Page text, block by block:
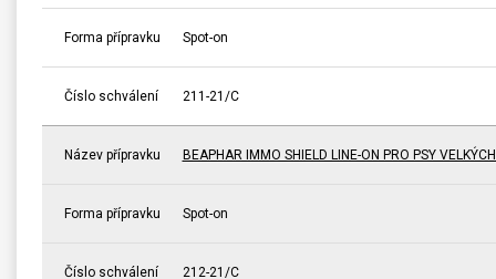
Forma přípravku Spot-on
Číslo schválení 211-21/C
Název přípravku BEAPHAR IMMO SHIELD LINE-ON PRO PSY
Forma přípravku Spot-on
Číslo schválení 212-21/C